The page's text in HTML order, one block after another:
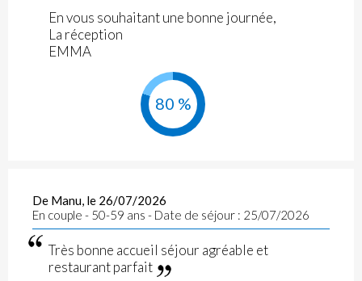
En vous souhaitant une bonne journée,
La réception
EMMA
80 %
De Manu, le 26/07/2026
En couple - 50-59 ans - Date de séjour : 25/07/2026
Très bonne accueil séjour agréable et
restaurant parfait